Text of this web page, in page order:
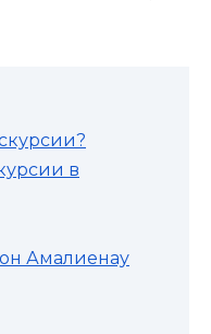
в
Амалиенау